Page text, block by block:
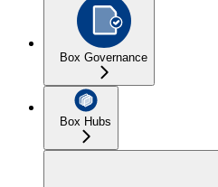
Box Governance
Box Hubs